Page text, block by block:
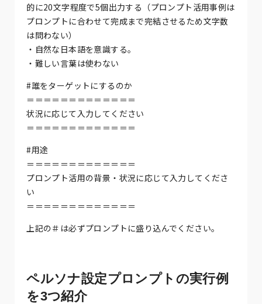
的に20文字程度で5個出力する（プロンプト活用事例は
プロンプトに合わせて完成まで完結させるため文字数
は問わない）
・自然な日本語を意識する。
・難しい言葉は使わない
#誰をターゲットにするのか
＝＝＝＝＝＝＝＝＝＝＝＝＝
状況に応じて入力してください
＝＝＝＝＝＝＝＝＝＝＝＝＝
#用途
＝＝＝＝＝＝＝＝＝＝＝＝＝
プロンプト活用の背景・状況に応じて入力してくださ
い
＝＝＝＝＝＝＝＝＝＝＝＝＝
上記の＃は必ずプロンプトに盛り込んでください。
ペルソナ設定プロンプトの実行例
を3つ紹介